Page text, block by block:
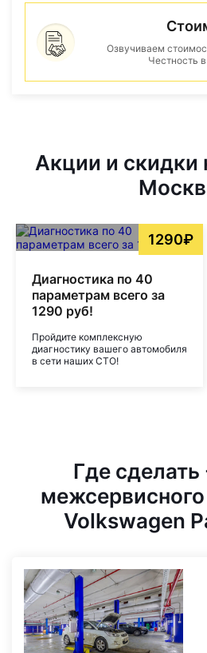
Озвучиваем
Честность
Акции и скидки
1290₽
Диагностика по 40
параметрам всего за
1290 руб!
Пройдите комплексную
диагностику вашего автомобиля
в сети наших СТО!
Где
Volkswagen